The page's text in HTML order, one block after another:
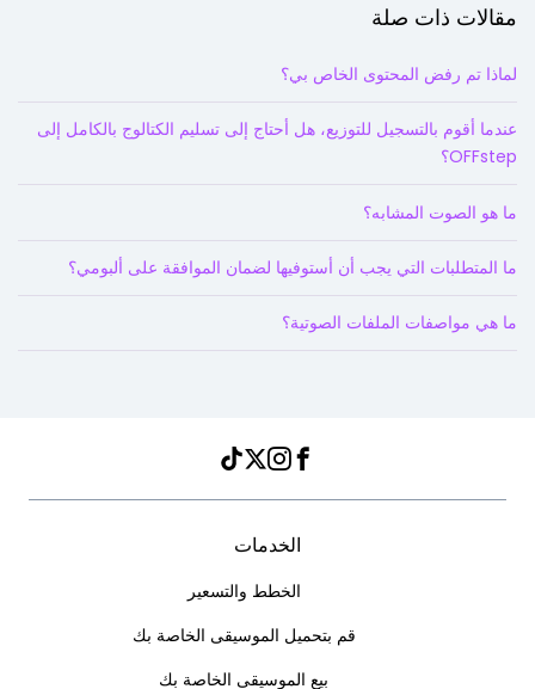
مقالات ذات صلة
لماذا تم رفض المحتوى الخاص بي؟
عندما أقوم بالتسجيل للتوزيع، هل أحتاج إلى تسليم الكتالوج بالكامل إلى
OFFstep؟
ما هو الصوت المشابه؟
ما المتطلبات التي يجب أن أستوفيها لضمان الموافقة على ألبومي؟
ما هي مواصفات الملفات الصوتية؟
Facebook
Instagram
Twitter
TikTok
الخدمات
الخطط والتسعير
قم بتحميل الموسيقى الخاصة بك
بيع الموسيقى الخاصة بك